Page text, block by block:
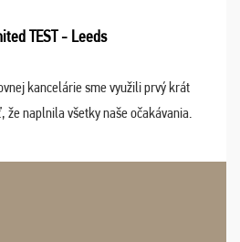
TEST - Leeds
kancelárie sme využili prvý krát
že naplnila všetky naše očakávania.
(milí, profesionálni ...